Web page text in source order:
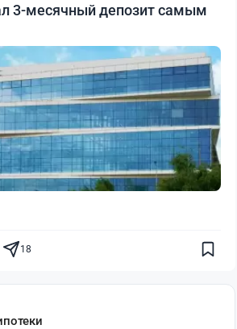
3-месячный депозит самым
18